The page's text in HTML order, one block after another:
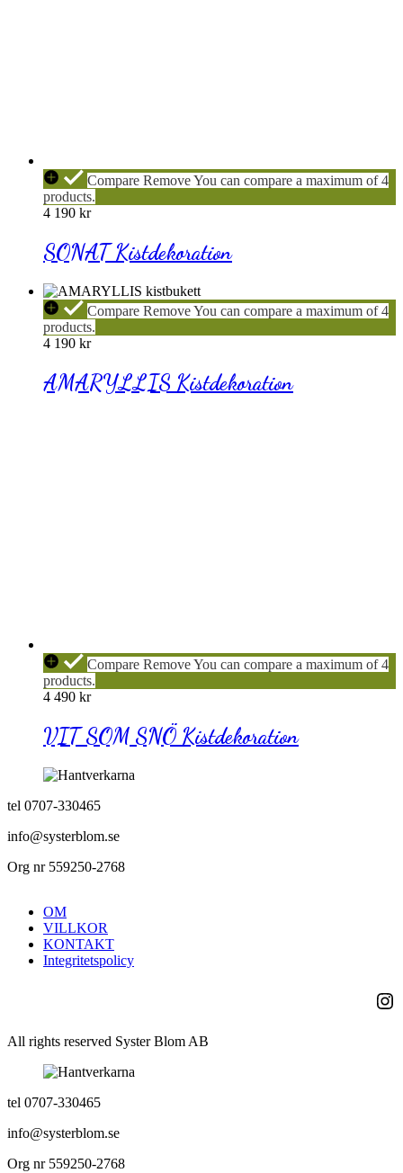
SONAT
Kistdekoration
CompareRemoveYou can compare a maximum of 4
products.
4 190 kr
SONAT Kistdekoration
AMARYLLIS
Kistdekoration
CompareRemoveYou can compare a maximum of 4
products.
4 190 kr
AMARYLLIS Kistdekoration
VIT
SOM
SNÖ
CompareRemoveYou can compare a maximum of 4
products.
4 490 kr
VIT SOM SNÖ Kistdekoration
tel 0707-330465
info@systerblom.se
Org nr 559250-2768
OM
VILLKOR
KONTAKT
Integritetspolicy
All rights reserved Syster Blom AB
tel 0707-330465
info@systerblom.se
Org nr 559250-2768